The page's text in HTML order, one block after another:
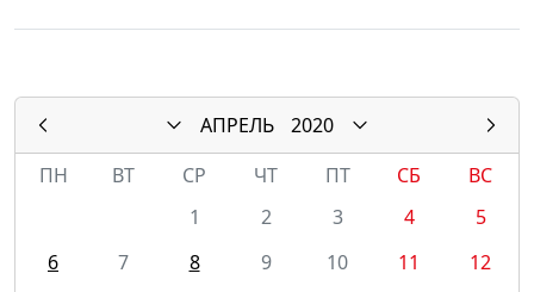
АПРЕЛЬ
2020
ПН
ВТ СР ЧТ ПТ СБ
ВС
1
2 3 4
5
6
7 8 9 10 11
12